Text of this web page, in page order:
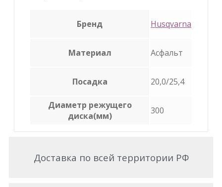
Бренд Husqvarna
Материал Асфальт
Посадка 20,0/25,4
Диаметр режущего
диска(мм)
300
Доставка по всей территории РФ